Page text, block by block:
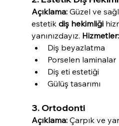
Açıklama: Güzel ve
estetik diş hekimliği
yanınızdayız. Hizmetler:
Diş beyazlatma
Porselen laminalar
Diş eti estetiği
Gülüş tasarımı
3. Ortodonti
Açıklama: Çarpık ve